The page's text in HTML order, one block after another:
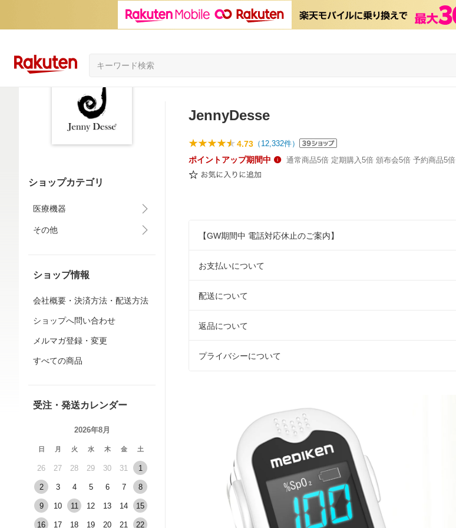
ショップカテゴリ
医療機器
その他
ショップ情報
会社概要・決済方法・配送方法
ショップへ問い合わせ
メルマガ登録・変更
すべての商品
受注・発送カレンダー
2026年8月
日 月 火 水 木 金 土
26 27 28 29 30 31 1
2 3 4 5 6 7 8
9 10 11 12 13 14 15
16 17 18 19 20 21 22
JennyDesse
4.73 （ 12,332件）
ポイントアップ期間中 通常商品5倍 定期購入5倍 頒布会5倍 予約商品5倍
【GW期間中 電話対応休止のご案内】
お支払いについて
配送について
返品について
プライバシーについて